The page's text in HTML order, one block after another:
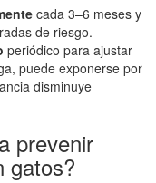
cada 3–6 meses y
de riesgo.
periódico para ajustar
puede exponerse por
disminuye
prevenir
gatos?